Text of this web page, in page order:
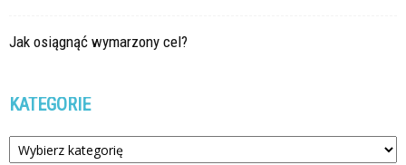
Jak osiągnąć wymarzony cel?
KATEGORIE
Kategorie